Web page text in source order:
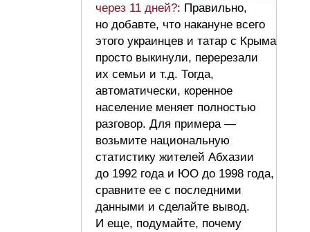
через 11 дней?: Правильно,
но добавте, что накануне всего
этого украинцев и татар с Крыма
просто выкинули, перерезали
их семьи и т.д. Тогда,
автоматически, коренное
население меняет полностью
разговор. Для примера —
возьмите национальную
статистику жителей Абхазии
до 1992 года и ЮО до 1998 года,
сравните ее с последними
данными и сделайте вывод.
И еще, подумайте, почему